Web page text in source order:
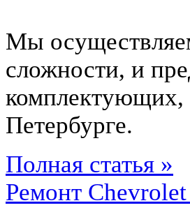
Мы
сложности, и
Петербурге.
Полная статья »
Ремонт